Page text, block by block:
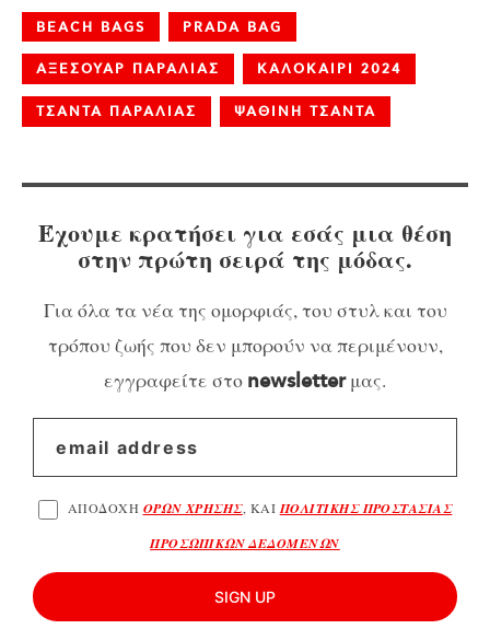
BEACH BAGS PRADA BAG
ΑΞΕΣΟΥΑΡ ΠΑΡΑΛΙΑΣ ΚΑΛΟΚΑΙΡΙ 2024
ΤΣΑΝΤΑ ΠΑΡΑΛΙΑΣ ΨΑΘΙΝΗ ΤΣΑΝΤΑ
Έχουμε κρατήσει για εσάς μια θέση
στην πρώτη σειρά της μόδας.
Για όλα τα νέα της ομορφιάς, του στυλ και του
τρόπου ζωής που δεν μπορούν να περιμένουν,
εγγραφείτε στο newsletterμας.
ΑΠΟΔΟΧΗ ΟΡΩΝ ΧΡΗΣΗΣ, ΚΑΙ ΠΟΛΙΤΙΚΗΣ ΠΡΟΣΤΑΣΙΑΣ
ΠΡΟΣΩΠΙΚΩΝ ΔΕΔΟΜΕΝΩΝ
SIGN UP